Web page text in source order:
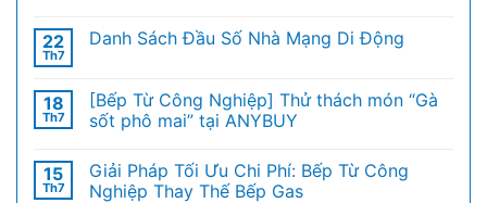
22
Th7
Danh Sách Đầu Số Nhà Mạng Di Động
18
Th7
[Bếp Từ Công Nghiệp] Thử thách món “Gà
sốt phô mai” tại ANYBUY
15
Th7
Giải Pháp Tối Ưu Chi Phí: Bếp Từ Công
Nghiệp Thay Thế Bếp Gas